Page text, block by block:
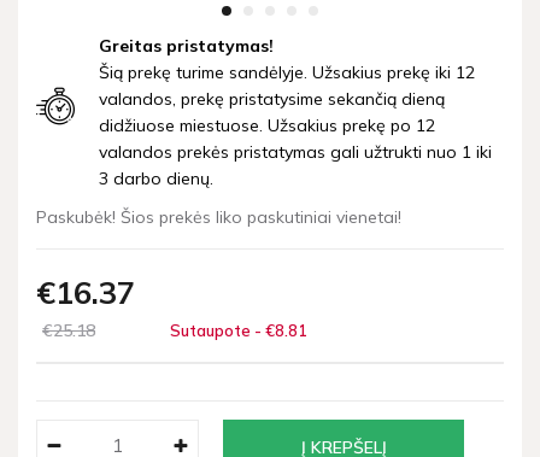
Greitas pristatymas!
Šią prekę turime sandėlyje. Užsakius prekę iki 12
valandos, prekę pristatysime sekančią dieną
didžiuose miestuose. Užsakius prekę po 12
valandos prekės pristatymas gali užtrukti nuo 1 iki
3 darbo dienų.
Paskubėk! Šios prekės liko paskutiniai vienetai!
€1637
€2518 Sutaupote - €8 81